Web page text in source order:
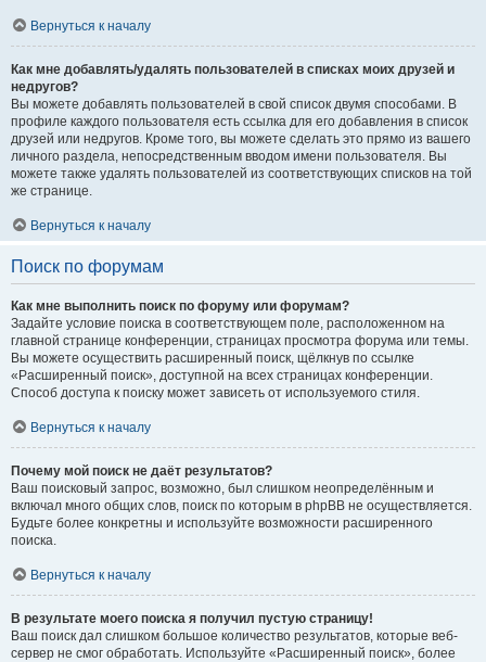
Вернуться к началу
Как мне добавлять/удалять пользователей в списках моих друзей и
недругов?
Вы можете добавлять пользователей в свой список двумя способами. В
профиле каждого пользователя есть ссылка для его добавления в список
друзей или недругов. Кроме того, вы можете сделать это прямо из вашего
личного раздела, непосредственным вводом имени пользователя. Вы
можете также удалять пользователей из соответствующих списков на той
же странице.
Вернуться к началу
Поиск по форумам
Как мне выполнить поиск по форуму или форумам?
Задайте условие поиска в соответствующем поле, расположенном на
главной странице конференции, страницах просмотра форума или темы.
Вы можете осуществить расширенный поиск, щёлкнув по ссылке
«Расширенный поиск», доступной на всех страницах конференции.
Способ доступа к поиску может зависеть от используемого стиля.
Вернуться к началу
Почему мой поиск не даёт результатов?
Ваш поисковый запрос, возможно, был слишком неопределённым и
включал много общих слов, поиск по которым в phpBB не осуществляется.
Будьте более конкретны и используйте возможности расширенного
поиска.
Вернуться к началу
В результате моего поиска я получил пустую страницу!
Ваш поиск дал слишком большое количество результатов, которые веб-
сервер не смог обработать. Используйте «Расширенный поиск», более